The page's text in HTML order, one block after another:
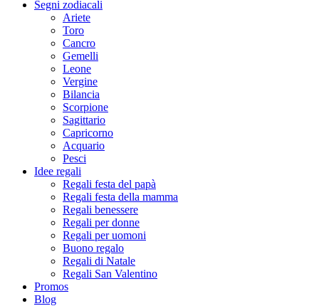
Segni zodiacali
Ariete
Toro
Cancro
Gemelli
Leone
Vergine
Bilancia
Scorpione
Sagittario
Capricorno
Acquario
Pesci
Idee regali
Regali festa del papà
Regali festa della mamma
Regali benessere
Regali per donne
Regali per uomoni
Buono regalo
Regali di Natale
Regali San Valentino
Promos
Blog